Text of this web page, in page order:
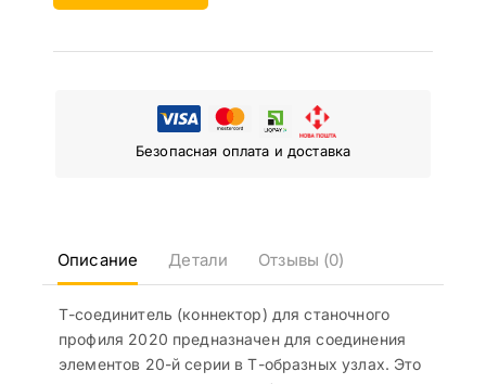
Безопасная оплата и доставка
Описание Детали Отзывы (0)
Т-соединитель (коннектор) для станочного
профиля 2020 предназначен для соединения
элементов 20-й серии в Т-образных узлах. Это